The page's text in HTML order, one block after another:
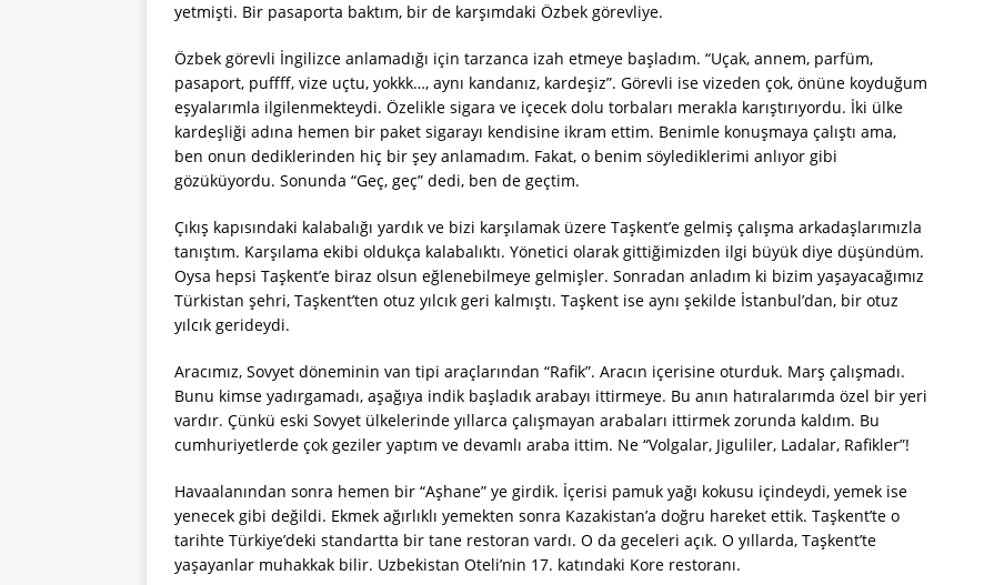
yetmişti. Bir pasaporta baktım, bir de karşımdaki Özbek görevliye.
Özbek görevli İngilizce anlamadığı için tarzanca izah etmeye başladım. “Uçak, annem, parfüm,
pasaport, puffff, vize uçtu, yokkk…, aynı kandanız, kardeşiz”. Görevli ise vizeden çok, önüne koyduğum
eşyalarımla ilgilenmekteydi. Özelikle sigara ve içecek dolu torbaları merakla karıştırıyordu. İki ülke
kardeşliği adına hemen bir paket sigarayı kendisine ikram ettim. Benimle konuşmaya çalıştı ama,
ben onun dediklerinden hiç bir şey anlamadım. Fakat, o benim söylediklerimi anlıyor gibi
gözüküyordu. Sonunda “Geç, geç” dedi, ben de geçtim.
Çıkış kapısındaki kalabalığı yardık ve bizi karşılamak üzere Taşkent’e gelmiş çalışma arkadaşlarımızla
tanıştım. Karşılama ekibi oldukça kalabalıktı. Yönetici olarak gittiğimizden ilgi büyük diye düşündüm.
Oysa hepsi Taşkent’e biraz olsun eğlenebilmeye gelmişler. Sonradan anladım ki bizim yaşayacağımız
Türkistan şehri, Taşkent’ten otuz yılcık geri kalmıştı. Taşkent ise aynı şekilde İstanbul’dan, bir otuz
yılcık gerideydi.
Aracımız, Sovyet döneminin van tipi araçlarından “Rafik”. Aracın içerisine oturduk. Marş çalışmadı.
Bunu kimse yadırgamadı, aşağıya indik başladık arabayı ittirmeye. Bu anın hatıralarımda özel bir yeri
vardır. Çünkü eski Sovyet ülkelerinde yıllarca çalışmayan arabaları ittirmek zorunda kaldım. Bu
cumhuriyetlerde çok geziler yaptım ve devamlı araba ittim. Ne “Volgalar, Jiguliler, Ladalar, Rafikler”!
Havaalanından sonra hemen bir “Aşhane” ye girdik. İçerisi pamuk yağı kokusu içindeydi, yemek ise
yenecek gibi değildi. Ekmek ağırlıklı yemekten sonra Kazakistan’a doğru hareket ettik. Taşkent’te o
tarihte Türkiye’deki standartta bir tane restoran vardı. O da geceleri açık. O yıllarda, Taşkent’te
yaşayanlar muhakkak bilir. Uzbekistan Oteli’nin 17. katındaki Kore restoranı.